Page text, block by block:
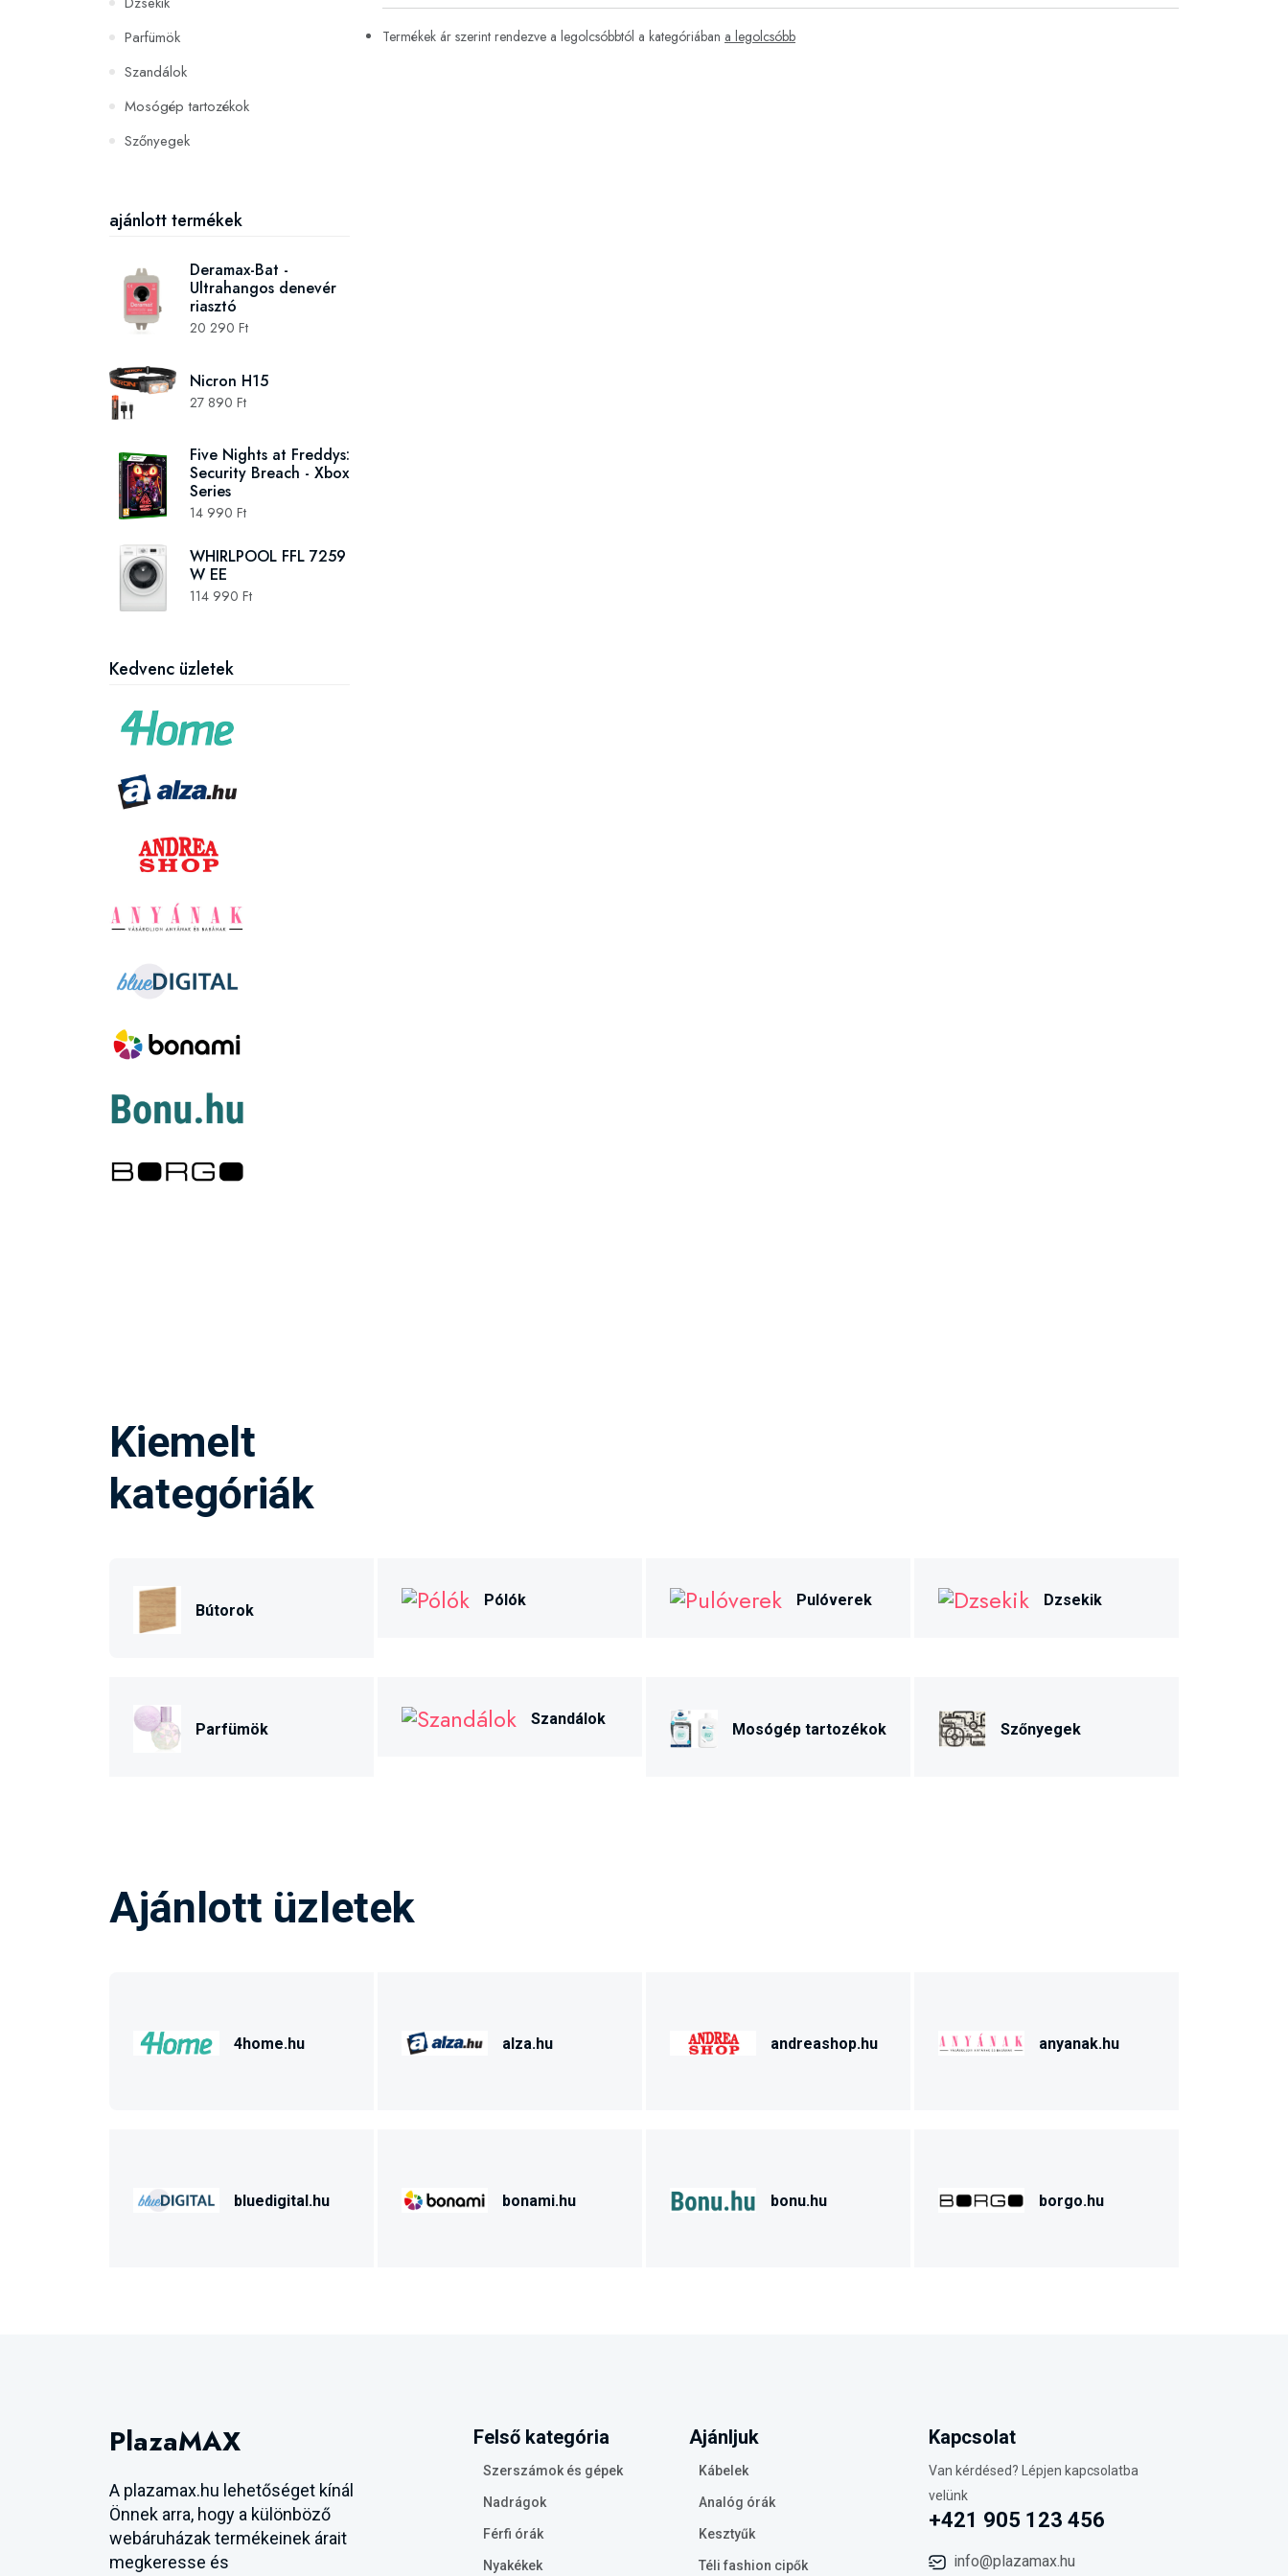
Parfümök
Szandálok
Mosógép tartozékok
Szőnyegek
Szerszámok és gépek
ajánlott termékek
Deramax-Bat -
Ultrahangos denevér
riasztó
20 290 Ft
Nicron H15
27 890 Ft
Five Nights at Freddys:
Security Breach - Xbox
Series
14 990 Ft
WHIRLPOOL FFL 7259
W EE
114 990 Ft
Kedvenc üzletek
Termékek ár szerint rendezve a legolcsóbbtól a kategóriában a legolcsóbb
Kiemelt
kategóriák
Bútorok
Pólók Pulóverek Dzsekik
Parfümök
Szandálok
Mosógép tartozékok Szőnyegek
Ajánlott üzletek
4home.hu alza.hu andreashop.hu anyanak.hu
bluedigital.hu bonami.hu bonu.hu borgo.hu
PlazaMAX
A plazamax.hu lehetőséget kínál
Önnek arra, hogy a különböző
webáruházak termékeinek árait
megkeresse és
Felső kategória
Szerszámok és gépek
Nadrágok
Férfi órák
Nyakékek
Ajánljuk
Kábelek
Analóg órák
Kesztyűk
Téli fashion cipők
Kapcsolat
Van kérdésed? Lépjen kapcsolatba
velünk
+421 905 123 456
info@plazamax.hu